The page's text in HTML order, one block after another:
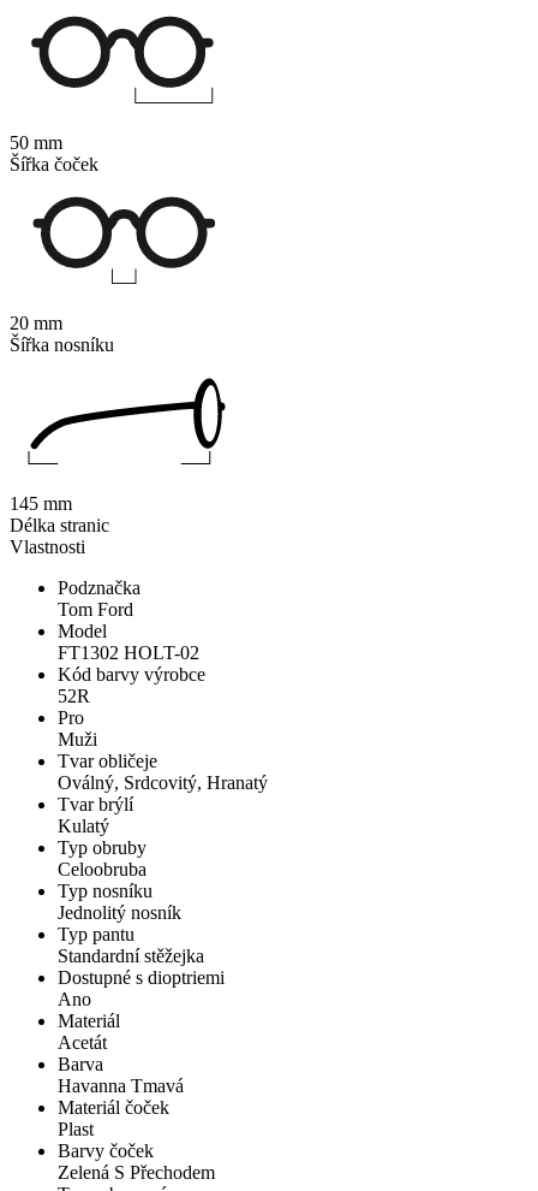
Vlastnosti
Podznačka
Tom Ford
Model
FT1302 HOLT-02
Kód barvy výrobce
52R
Pro
Muži
Tvar obličeje
Oválný, Srdcovitý, Hranatý
Tvar brýlí
Kulatý
Typ obruby
Celoobruba
Typ nosníku
Jednolitý nosník
Typ pantu
Standardní stěžejka
Dostupné s dioptriemi
Ano
Materiál
Acetát
Barva
Havanna Tmavá
Materiál čoček
Plast
Barvy čoček
Zelená S Přechodem
50 mm
Šířka čoček
20 mm
Šířka nosníku
145 mm
Délka stranic